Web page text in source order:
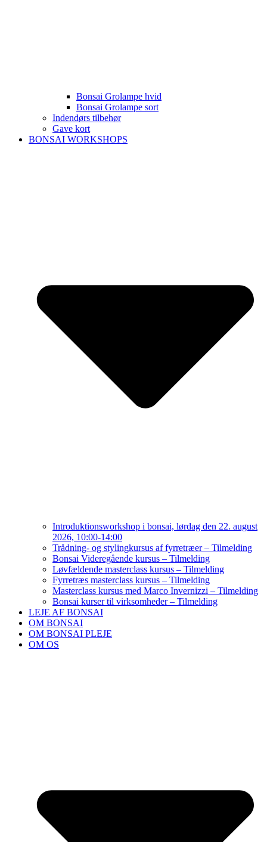
Bonsai Grolampe hvid
Bonsai Grolampe sort
Indendørs tilbehør
Gave kort
BONSAI WORKSHOPS
Introduktionsworkshop i bonsai, lørdag den 22. august
2026, 10:00-14:00
Trådning- og stylingkursus af fyrretræer – Tilmelding
Bonsai Videregående kursus – Tilmelding
Løvfældende masterclass kursus – Tilmelding
Fyrretræs masterclass kursus – Tilmelding
Masterclass kursus med Marco Invernizzi – Tilmelding
Bonsai kurser til virksomheder – Tilmelding
LEJE AF BONSAI
OM BONSAI
OM BONSAI PLEJE
OM OS